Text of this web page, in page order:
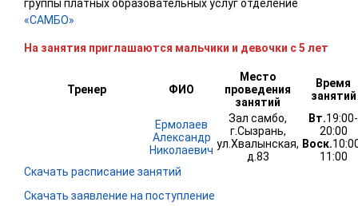
группы платных образовательных услуг отделение
«САМБО»
На занятия приглашаются мальчики и девочки с 5 лет
Тренер ФИО
Место
проведения
занятий
Время
занятий
Ермолаев
Александр
Николаевич
Зал самбо,
г.Сызрань,
ул.Хвалынская,
д.83
Вт.19:00-
20:00
Воск.
11:00
Скачать расписание занятий
Скачать заявление на поступление